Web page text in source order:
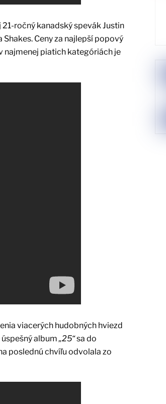
ročný kanadský spevák Justin
Ceny za najlepší popový
najmenej piatich kategóriách je
viacerých hudobných hviezd
album „25“sa do
poslednú chvíľu odvolala zo